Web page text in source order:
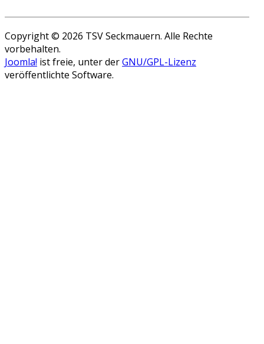
Copyright © 2026 TSV Seckmauern. Alle Rechte
vorbehalten.
Joomla! ist freie, unter derGNU/GPL-Lizenz
veröffentlichte Software.